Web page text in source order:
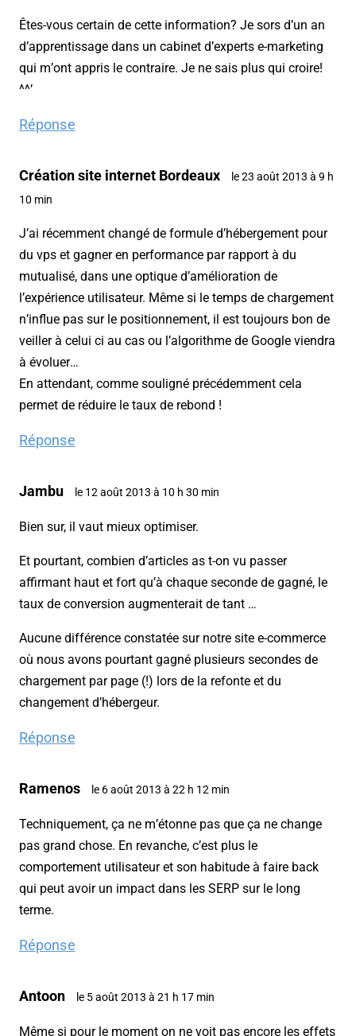
Êtes-vous certain de cette information? Je sors d’un an
d’apprentissage dans un cabinet d’experts e-marketing
qui m’ont appris le contraire. Je ne sais plus qui croire!
^^’
Réponse
Création site internet Bordeaux
le 23 août 2013 à 9 h
10 min
J’ai récemment changé de formule d’hébergement pour
du vps et gagner en performance par rapport à du
mutualisé, dans une optique d’amélioration de
l’expérience utilisateur. Même si le temps de chargement
n’influe pas sur le positionnement, il est toujours bon de
veiller à celui ci au cas ou l’algorithme de Google viendra
à évoluer…
En attendant, comme souligné précédemment cela
permet de réduire le taux de rebond !
Réponse
Jambu le 12 août 2013 à 10 h 30 min
Bien sur, il vaut mieux optimiser.
Et pourtant, combien d’articles as t-on vu passer
affirmant haut et fort qu’à chaque seconde de gagné, le
taux de conversion augmenterait de tant …
Aucune différence constatée sur notre site e-commerce
où nous avons pourtant gagné plusieurs secondes de
chargement par page (!) lors de la refonte et du
changement d’hébergeur.
Réponse
Ramenos le 6 août 2013 à 22 h 12 min
Techniquement, ça ne m’étonne pas que ça ne change
pas grand chose. En revanche, c’est plus le
comportement utilisateur et son habitude à faire back
qui peut avoir un impact dans les SERP sur le long
terme.
Réponse
Antoon le 5 août 2013 à 21 h 17 min
Même si pour le moment on ne voit pas encore les effets